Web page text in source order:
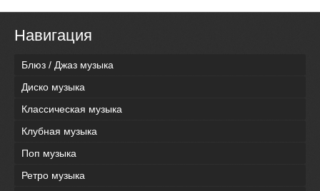
Навигация
Блюз / Джаз музыка
Диско музыка
Классическая музыка
Клубная музыка
Поп музыка
Ретро музыка